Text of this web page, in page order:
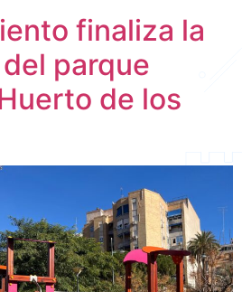
finaliza la
parque
de los